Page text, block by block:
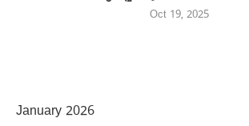
Oct 19, 2025
January 2026